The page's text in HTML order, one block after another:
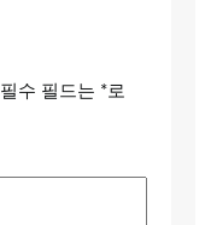
필수 필드는 *로